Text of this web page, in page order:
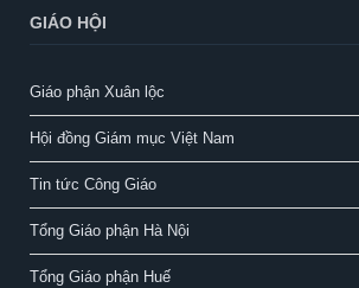
GIÁO HỘI
Giáo phận Xuân lộc
Hội đồng Giám mục Việt Nam
Tin tức Công Giáo
Tổng Giáo phận Hà Nội
Tổng Giáo phận Huế